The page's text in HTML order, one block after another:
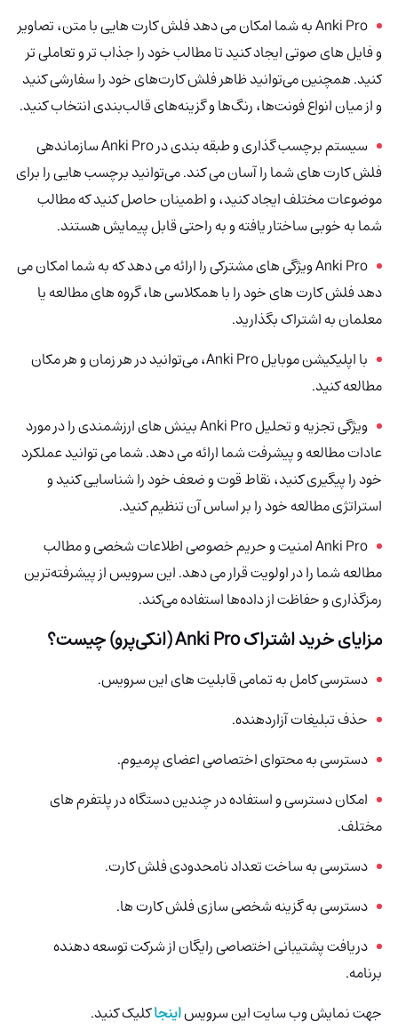
Anki Pro به شما امکان می دهد فلش کارت هایی با متن، تصاویر
و فایل های صوتی ایجاد کنید تا مطالب خود را جذاب تر و تعاملی تر
کنید. همچنین می‌توانید ظاهر فلش کارت‌های خود را سفارشی کنید
و از میان انواع فونت‌ها، رنگ‌ها و گزینه‌های قالب‌بندی انتخاب کنید.
سیستم برچسب گذاری و طبقه بندی در Anki Pro سازماندهی
فلش کارت های شما را آسان می کند. می‌توانید برچسب هایی را برای
موضوعات مختلف ایجاد کنید، و اطمینان حاصل کنید که مطالب
شما به خوبی ساختار یافته و به راحتی قابل پیمایش هستند.
Anki Pro ویژگی های مشترکی را ارائه می دهد که به شما امکان می
دهد فلش کارت های خود را با همکلاسی ها، گروه های مطالعه یا
معلمان به اشتراک بگذارید.
با اپلیکیشن موبایل Anki Pro، می‌توانید در هر زمان و هر مکان
مطالعه کنید.
ویژگی تجزیه و تحلیل Anki Pro بینش های ارزشمندی را در مورد
عادات مطالعه و پیشرفت شما ارائه می دهد. شما می توانید عملکرد
خود را پیگیری کنید، نقاط قوت و ضعف خود را شناسایی کنید و
استراتژی مطالعه خود را بر اساس آن تنظیم کنید.
Anki Pro امنیت و حریم خصوصی اطلاعات شخصی و مطالب
مطالعه شما را در اولویت قرار می دهد. این سرویس از پیشرفته‌ترین
رمزگذاری و حفاظت از داده‌ها استفاده می‌کند.
مزایای خرید اشتراکAnki Pro (انکی‌پرو) چیست؟
دسترسی کامل به تمامی قابلیت های این سرویس.
حذف تبلیغات آزاردهنده.
دسترسی به محتوای اختصاصی اعضای پرمیوم.
امکان دسترسی و استفاده در چندین دستگاه در پلتفرم های
مختلف.
دسترسی به ساخت تعداد نامحدودی فلش کارت.
دسترسی به گزینه شخصی سازی فلش کارت ها.
دریافت پشتیبانی اختصاصی رایگان از شرکت توسعه دهنده
برنامه.
جهت نمایش وب سایت این سرویساینجاکلیک کنید.